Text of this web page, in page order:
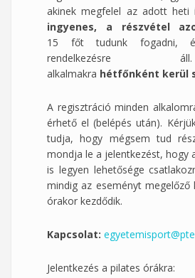
akinek megfelel az adott heti
ingyenes, a részvétel
15 főt tudunk fogadni,
alkalmakra hétfőnként kerül
A regisztráció minden
érhető el (belépés után).
tudja, hogy mégsem tud
mondja le a jelentkezést, hogy
is legyen lehetősége
mindig az eseményt megelőző
órakor kezdődik.
Kapcsolat:
Jelentkezés a pilates órákra: